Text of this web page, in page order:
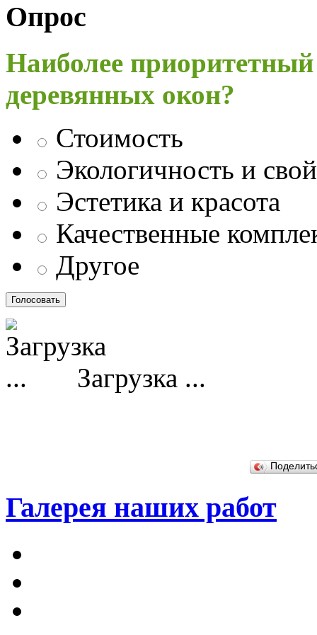
Опрос
Наиболее
деревянных окон?
Стоимость
Экологичность и
Эстетика и красота
Качественные
Другое
Загрузка ...
Галерея наших работ